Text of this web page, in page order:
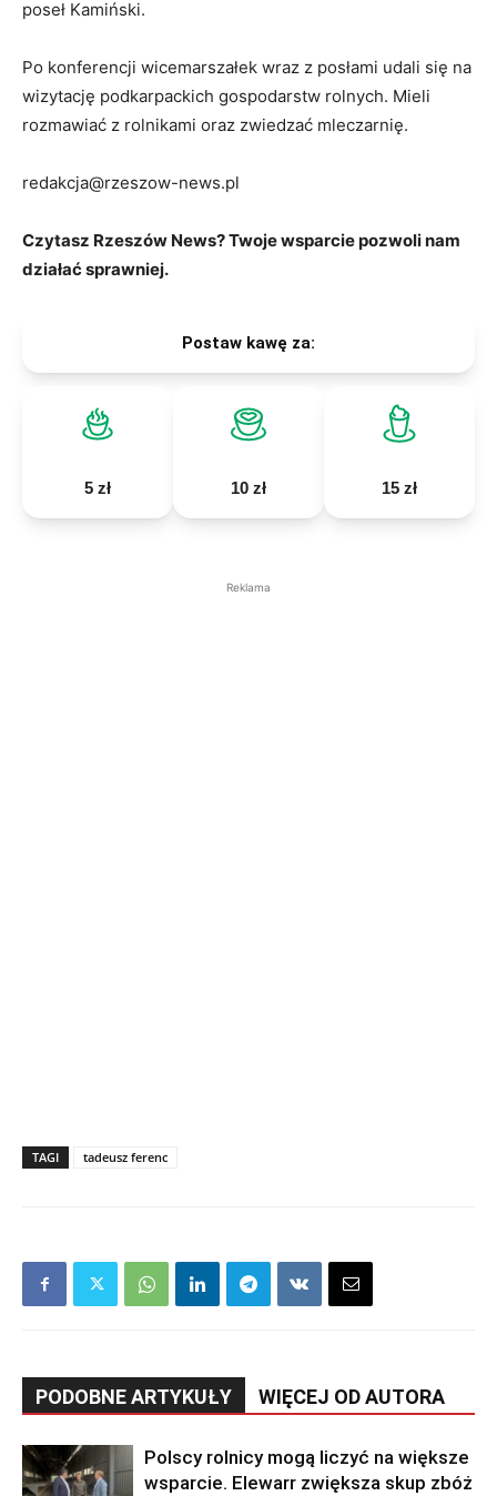
poseł Kamiński.
Po konferencji wicemarszałek wraz z posłami udali się na
wizytację podkarpackich gospodarstw rolnych. Mieli
rozmawiać z rolnikami oraz zwiedzać mleczarnię.
redakcja@rzeszow-news.pl
Czytasz Rzeszów News? Twoje wsparcie pozwoli nam
działać sprawniej.
Postaw kawę za:
5 zł 10 zł 15 zł
Reklama
TAGI tadeusz ferenc
PODOBNE ARTYKUŁY WIĘCEJ OD AUTORA
Polscy rolnicy mogą liczyć na większe
wsparcie. Elewarr zwiększa skup zbóż